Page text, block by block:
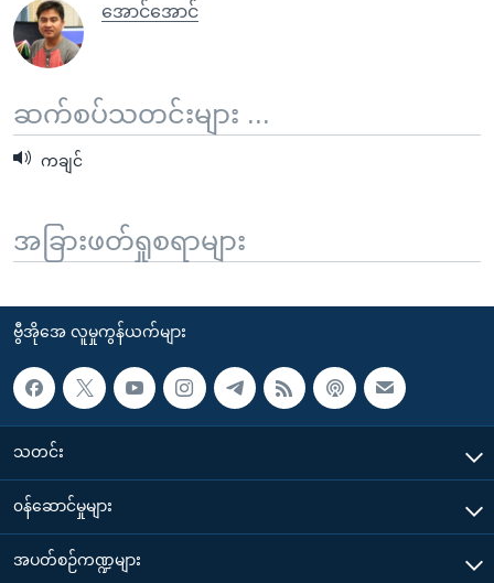
အောင်အောင်
ဆက်စပ်သတင်းများ ...
ကချင်
အခြားဖတ်ရှုစရာများ
ဗွီအိုအေ လူမှုကွန်ယက်များ
သတင်း
၀န်ဆောင်မှုများ
အပတ်စဉ်ကဏ္ဍများ